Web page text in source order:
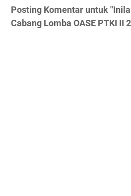
Posting Komentar untuk
Cabang Lomba OASE PTKI II